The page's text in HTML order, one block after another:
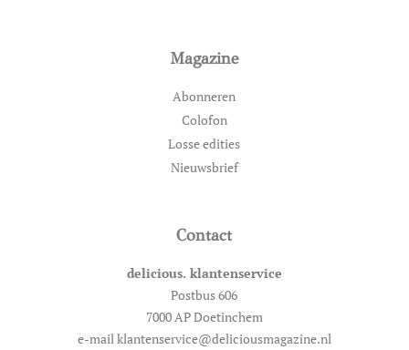
Magazine
Abonneren
Colofon
Losse edities
Nieuwsbrief
Contact
delicious. klantenservice
Postbus 606
7000 AP Doetinchem
e-mail klantenservice@deliciousmagazine.nl